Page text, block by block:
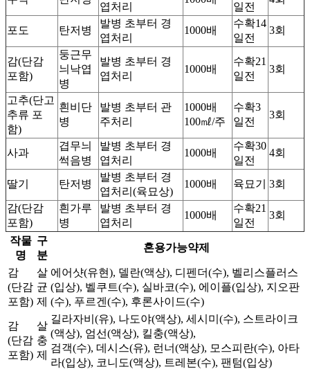
엽처리
일전
포도 탄저병
발병 초부터 경
엽처리
1000배
수확14
일전
3회
감(단감
포함)
둥근무
늬낙엽
병
발병 초부터 경
엽처리
1000배
수확21
일전
3회
고추(단고
추류 포
함)
흰비단
병
발병 초부터 관
주처리
1000배
100㎖/주
수확3
일전
3회
사과
겹무늬
썩음병
발병 초부터 경
엽처리
1000배
수확30
일전
4회
딸기 탄저병
발병 초부터 경
엽처리(육묘상)
1000배 육묘기 3회
감(단감
포함)
흰가루
병
발병 초부터 경
엽처리
1000배
수확21
일전
3회
작물
명
구
분
혼용가능약제
감
(단감
포함)
살
균
제
에어샷(유현), 델란(액상), 디펜더(수), 벨리스플러스
(입상), 벨쿠트(수), 실바코(수), 에이플(입상), 지오판
(수), 푸르겐(수), 후론사이드(수)
감
(단감
포함)
살
충
제
길라자비(유), 나도야(액상), 세시미(수), 스트라이크
(액상), 엄선(액상), 킬충(액상),
검객(수), 데시스(유), 런너(액상), 모스피란(수), 아타
라(입상), 코니도(액상), 트레본(수), 팬텀(입상)